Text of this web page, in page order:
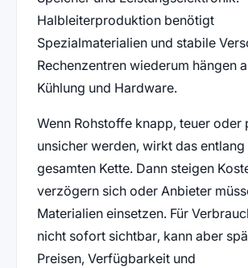
Halbleiterproduktion benötigt
Spezialmaterialien und stabile
Rechenzentren wiederum hängen
Kühlung und Hardware.
Wenn Rohstoffe knapp, teuer oder
unsicher werden, wirkt das entlang
gesamten Kette. Dann steigen
verzögern sich oder Anbieter
Materialien einsetzen. Für
nicht sofort sichtbar, kann aber
Preisen, Verfügbarkeit und